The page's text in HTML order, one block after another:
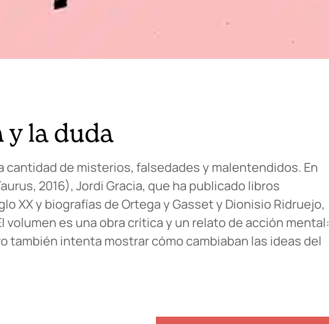
y la duda
cantidad de misterios, falsedades y malentendidos. En
2016), Jordi Gracia, que ha publicado libros
XX y biografías de Ortega y Gasset y Dionisio Ridruejo,
es una obra crítica y un relato de acción mental:
también intenta mostrar cómo cambiaban las ideas del